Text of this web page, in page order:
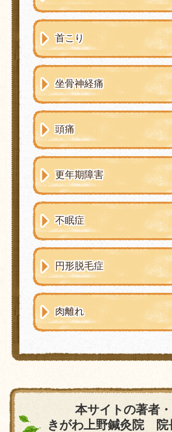
首こり
坐骨神経痛
頭痛
更年期障害
不眠症
円形脱毛症
肉離れ
本サイトの著者
きがわ上野鍼灸院 院